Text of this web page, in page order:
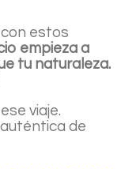
con estos
empieza a
tu naturaleza.
viaje.
de